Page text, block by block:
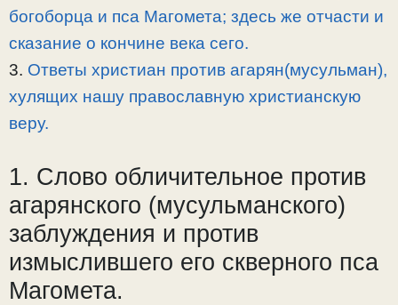
богоборца и пса Магомета; здесь же отчасти и
сказание о кончине века сего.
3. Ответы христиан против агарян(мусульман),
хулящих нашу православную христианскую
веру.
1. Слово обличительное против
агарянского (мусульманского)
заблуждения и против
измыслившего его скверного пса
Магомета.